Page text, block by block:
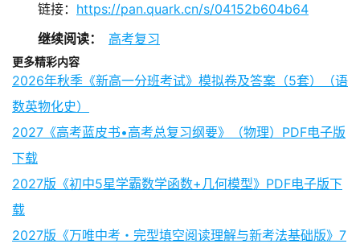
链接： https://pan.quark.cn/s/04152b604b64
继续阅读：
高考复习
更多精彩内容
2026年秋季《新高一分班考试》模拟卷及答案（5套）（语
数英物化史）
2027《高考蓝皮书•高考总复习纲要》（物理）PDF电子版
下载
2027版《初中5星学霸数学函数+几何模型》PDF电子版下
载
2027版《万唯中考・完型填空阅读理解与新考法基础版》7